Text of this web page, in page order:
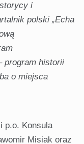
i
polski „Echa
program historii
o miejsca
p.o. Konsula
Misiak oraz